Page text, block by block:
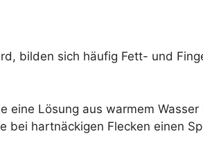
bilden sich häufig Fett- und
eine Lösung aus warmem
bei hartnäckigen Flecken einen